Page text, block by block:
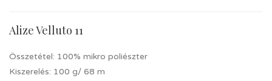
Alize Velluto 11
Összetétel: 100% mikro poliészter
Kiszerelés: 100 g/ 68 m